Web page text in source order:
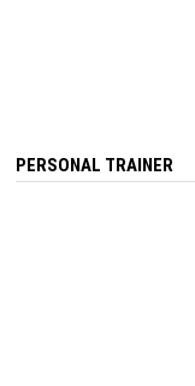
PERSONAL TRAINER